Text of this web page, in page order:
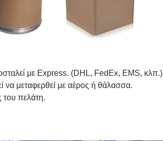
με Express. (DHL, FedEx, EMS, κλπ.)
μεταφερθεί με αέρος ή θάλασσα.
του πελάτη.